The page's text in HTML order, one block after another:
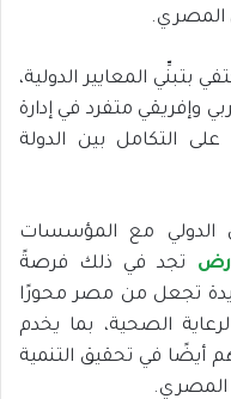
المصري.
بتبنِّي المعايير الدولية،
وإفريقي متفرد في إدارة
التكامل بين الدولة
الدولي مع المؤسسات
تجد في ذلك فرصةً
تجعل من مصر محورًا
الصحية، بما يخدم
وبما يُسهم أيضًا في تحقيق التنمية
المصري.